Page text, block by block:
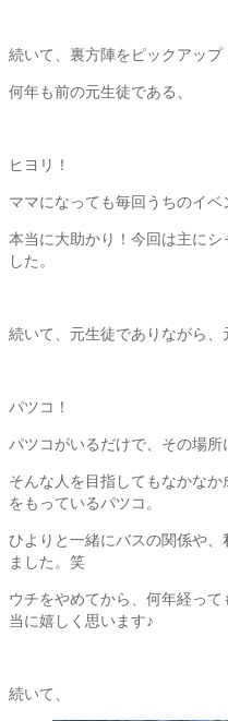
続いて、裏方陣をピックアップ
何年も前の元生徒である、
ヒヨリ！
ママになっても毎回うちのイベ
本当に大助かり！今回は主に
した。
続いて、元生徒でありながら、
パツコ！
パツコがいるだけで、その場所
そんな人を目指してもなかな
をもっているパツコ。
ひよりと一緒にバスの関係や
ました。笑
ウチをやめてから、何年経っ
当に嬉しく思います♪
続いて、